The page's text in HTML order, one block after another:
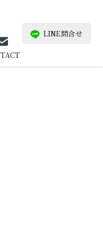
LINE問合せ